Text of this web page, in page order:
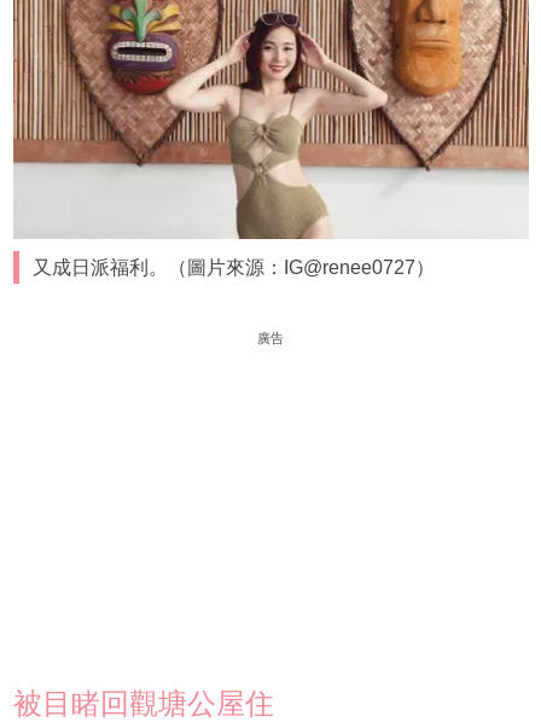
又成日派福利。（圖片來源：IG@renee0727）
廣告
被目睹回觀塘公屋住